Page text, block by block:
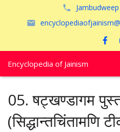
Encyclopedia of Jainism
पूजायें
05. षट्खण्डागम
(सिद्धान्तचिंतामणि